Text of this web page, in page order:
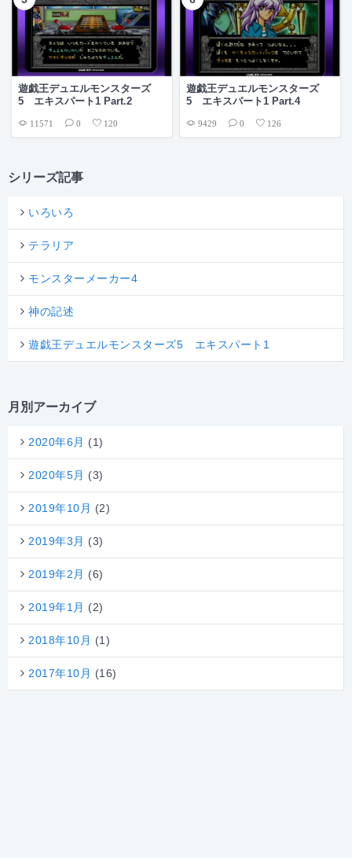
遊戯王デュエルモンスターズ
5 エキスパート1 Part.2
11571 0 120
遊戯王デュエルモンスターズ
5 エキスパート1 Part.4
9429 0 126
シリーズ記事
いろいろ
テラリア
モンスターメーカー4
神の記述
遊戯王デュエルモンスターズ5 エキスパート1
月別アーカイブ
2020年6月 (1)
2020年5月 (3)
2019年10月 (2)
2019年3月 (3)
2019年2月 (6)
2019年1月 (2)
2018年10月 (1)
2017年10月 (16)